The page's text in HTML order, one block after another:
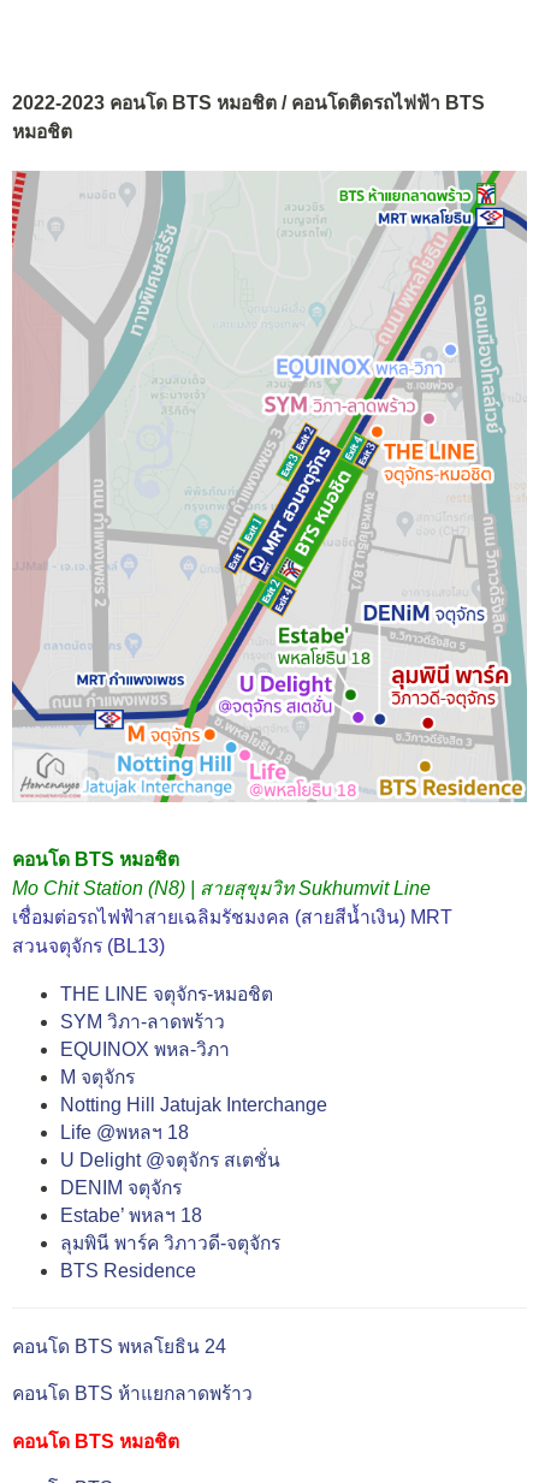
2022-2023 คอนโด BTS หมอชิต / คอนโดติดรถไฟฟ้า BTS
หมอชิต
คอนโด BTS หมอชิต
Mo Chit Station (N8) | สายสุขุมวิท Sukhumvit Line
เชื่อมต่อรถไฟฟ้าสายเฉลิมรัชมงคล (สายสีน้ำเงิน) MRT
สวนจตุจักร (BL13)
THE LINE จตุจักร-หมอชิต
SYM วิภา-ลาดพร้าว
EQUINOX พหล-วิภา
M จตุจักร
Notting Hill Jatujak Interchange
Life @พหลฯ 18
U Delight @จตุจักร สเตชั่น
DENIM จตุจักร
Estabe’ พหลฯ 18
ลุมพินี พาร์ค วิภาวดี-จตุจักร
BTS Residence
คอนโด BTS พหลโยธิน 24
คอนโด BTS ห้าแยกลาดพร้าว
คอนโด BTS หมอชิต